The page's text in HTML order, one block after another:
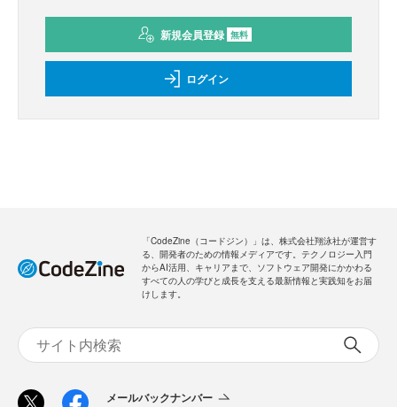
新規会員登録 無料
ログイン
「CodeZine（コードジン）」は、株式会社翔泳社が運営す
る、開発者のための情報メディアです。テクノロジー入門
からAI活用、キャリアまで、ソフトウェア開発にかかわる
すべての人の学びと成長を支える最新情報と実践知をお届
けします。
メールバックナンバー